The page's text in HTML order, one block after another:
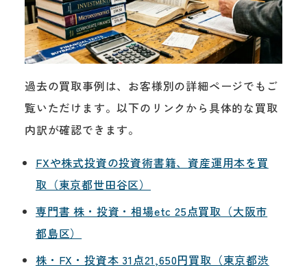
過去の買取事例は、お客様別の詳細ページでもご
覧いただけます。以下のリンクから具体的な買取
内訳が確認できます。
FXや株式投資の投資術書籍、資産運用本を買
取（東京都世田谷区）
専門書 株・投資・相場etc 25点買取（大阪市
都島区）
株・FX・投資本 31点21,650円買取（東京都渋